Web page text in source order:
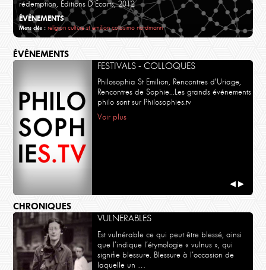
rédemption, Éditions D’Écarts, 2012
ÉVÈNEMENTS
Mots clés : religion culture st emilion colosimo nordmann
ÉVÈNEMENTS
FESTIVALS - COLLOQUES
Philosophia St Emilion, Rencontres d'Uriage,
Rencontres de Sophie...Les grands événements
philo sont sur Philosophies.tv
Voir plus
◀ ▶
CHRONIQUES
VULNERABLES
Est vulnérable ce qui peut être blessé, ainsi
que l’indique l’étymologie « vulnus », qui
signifie blessure. Blessure à l’occasion de
laquelle un …